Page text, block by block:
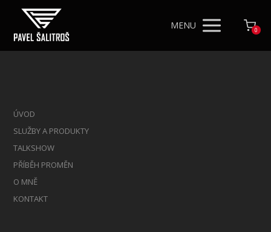
MENU 0
ÚVOD
SLUŽBY A PRODUKTY
TALKSHOW
PŘÍBĚH PROMĚN
O MNĚ
KONTAKT